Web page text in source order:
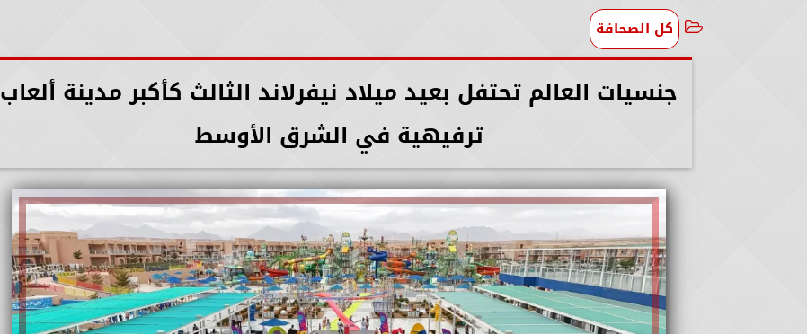
كل الصحافة
جنسيات العالم تحتفل بعيد ميلاد نيفرلاند الثالث كأكبر مدينة ألعاب
ترفيهية في الشرق الأوسط